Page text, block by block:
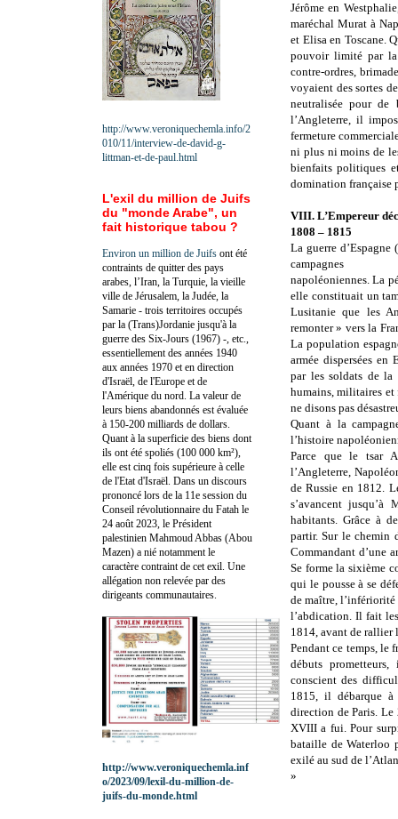
Jérôme en
maréchal Murat à
et Elisa en Toscane.
pouvoir limité par la
contre-ordres,
voyaient des sortes
neutralisée pour de
l’Angleterre, il
fermeture
ni plus ni moins de
bienfaits politiques
domination française
VIII. L’Empereur
1808 – 1815
La guerre
campagnes
napoléoniennes. La
elle constituait un
Lusitanie que les
remonter » vers la
La population
armée dispersées en
par les soldats de la
humains, militaires et
ne disons pas
Quant à la
l’histoire
Parce que le tsar
l’Angleterre,
de Russie en 1812.
s’avancent
habitants. Grâce à
partir. Sur le chemin
Commandant d’une
Se forme la sixième
qui le pousse à se
de maître, l’infériorité
l’abdication. Il fait
1814, avant de rallier
Pendant ce temps, le
débuts
conscient des
1815, il débarque
direction de Paris. Le
XVIII a fui. Pour
bataille de Waterloo
exilé au sud de
»
http://www.veroniquechemla.info/2
010/11/interview-de-david-g-
littman-et-de-paul.html
L'exil du million de Juifs
du "monde Arabe", un
fait historique tabou ?
Environ un million de Juifs ont été
contraints de quitter des pays
arabes, l’Iran, la Turquie, la vieille
ville de Jérusalem, la Judée, la
Samarie - trois territoires occupés
par la (Trans)Jordanie jusqu'à la
guerre des Six-Jours (1967) -, etc.,
essentiellement des années 1940
aux années 1970 et en direction
d'Israël, de l'Europe et de
l'Amérique du nord. La valeur de
leurs biens abandonnés est évaluée
à 150-200 milliards de dollars.
Quant à la superficie des biens dont
ils ont été spoliés (100 000 km²),
elle est cinq fois supérieure à celle
de l'Etat d'Israël. Dans un discours
prononcé lors de la 11e session du
Conseil révolutionnaire du Fatah le
24 août 2023, le Président
palestinien Mahmoud Abbas (Abou
Mazen) a nié notamment le
caractère contraint de cet exil. Une
allégation non relevée par des
dirigeants communautaires.
http://www.veroniquechemla.inf
o/2023/09/lexil-du-million-de-
juifs-du-monde.html